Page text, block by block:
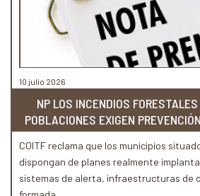
10 julio 2026
NP LOS INCENDIOS
POBLACIONES EXIGEN
COITF reclama que los municipios
dispongan de planes realmente
sistemas de alerta, infraestructuras de